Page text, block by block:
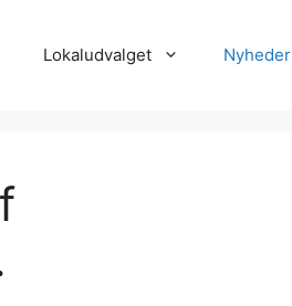
Lokaludvalget Nyheder